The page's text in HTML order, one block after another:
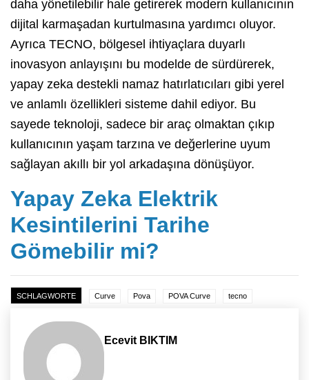
daha yönetilebilir hale getirerek modern kullanıcının
dijital karmaşadan kurtulmasına yardımcı oluyor.
Ayrıca TECNO, bölgesel ihtiyaçlara duyarlı
inovasyon anlayışını bu modelde de sürdürerek,
yapay zeka destekli namaz hatırlatıcıları gibi yerel
ve anlamlı özellikleri sisteme dahil ediyor. Bu
sayede teknoloji, sadece bir araç olmaktan çıkıp
kullanıcının yaşam tarzına ve değerlerine uyum
sağlayan akıllı bir yol arkadaşına dönüşüyor.
Yapay Zeka Elektrik
Kesintilerini Tarihe
Gömebilir mi?
SCHLAGWORTE Curve Pova POVA Curve tecno
Ecevit BIKTIM